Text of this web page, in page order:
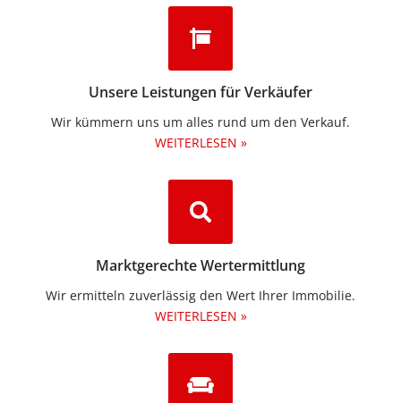
Unsere Leistungen für Verkäufer
Wir kümmern uns um alles rund um den Verkauf.
WEITERLESEN »
Marktgerechte Wertermittlung
Wir ermitteln zuverlässig den Wert Ihrer Immobilie.
WEITERLESEN »